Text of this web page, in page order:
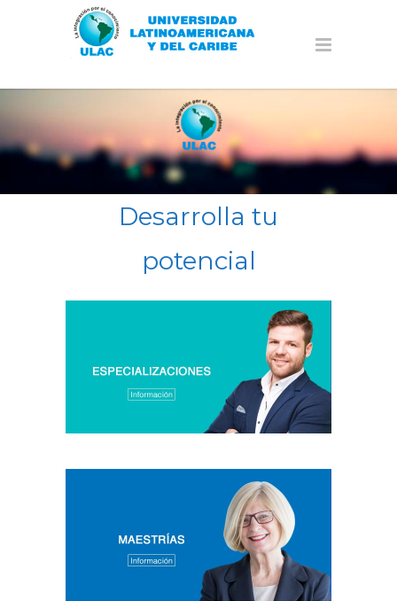
Desarrolla tu
potencial